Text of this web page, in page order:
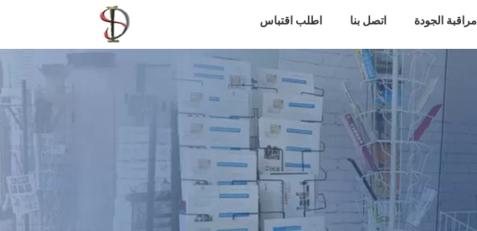
مراقبة الجودة اتصل بنا اطلب اقتباس